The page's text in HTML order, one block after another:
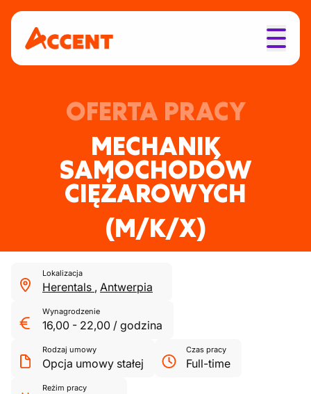
OFERTA PRACY
MECHANIK
SAMOCHODÓW
CIĘŻAROWYCH
(M/K/X)
Lokalizacja
Herentals , Antwerpia
Wynagrodzenie
16,00 - 22,00 / godzina
Rodzaj umowy
Opcja umowy stałej
Czas pracy
Full-time
Reżim pracy